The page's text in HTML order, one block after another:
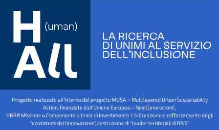
e
b
k
-
s
q
e
d
i
a
g
r
m
Progetto realizzato all’interno del progetto MUSA – Multilayered Urban Sustainability
Action, finanziato dall’Unione Europea – NextGenerationE,
PNRR Missione 4 Componente 2 Linea di Investimento 1.5: Creazione e rafforzamento degli
“ecosistemi dell’innovazione”, costruzione di “leader territoriali di R&S”